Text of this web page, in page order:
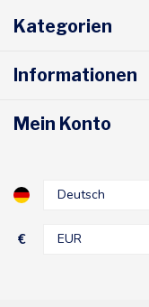
Kategorien
Informationen
Mein Konto
€